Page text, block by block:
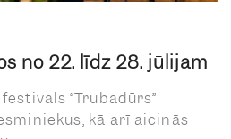
no 22. līdz 28. jūlijam
“Trubadūrs”
kā arī aicinās